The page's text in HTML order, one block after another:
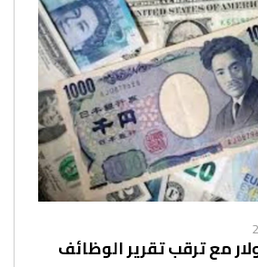
مع ترقب تقرير الوظائف